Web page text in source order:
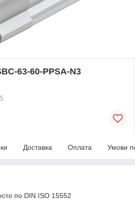
63-60-PPSA-N3
Доставка Оплата Умови
по DIN ISO 15552